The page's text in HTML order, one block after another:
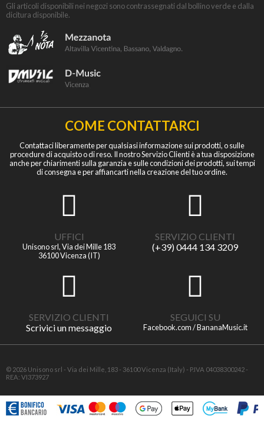
Gli articoli disponibili nei negozi sono contrassegnati dal bollino verde e dalla
dicitura disponibile.
COME CONTATTARCI
Contattaci liberamente per qualsiasi informazione sui prodotti, o sulle
procedure di acquisto o di reso. Il nostro Servizio Clienti è a tua disposizione
anche per chiarimenti sulla garanzia e sulle condizioni dei prodotti, sui tempi
di consegna e per affiancarti nella creazione del tuo ordine.
UFFICI
Unisono srl, Via dei Mille 183
36100 Vicenza (IT)
SERVIZIO CLIENTI
(+39) 0444 134 3209
SERVIZIO CLIENTI
Scrivici un messaggio
SEGUICI SU
Facebook.com / BananaMusic.it
© 2026 Unisono srl - Via dei Mille, 183 - 36100 Vicenza (Italy) - P.IVA 04038300242 -
REA: VI373927